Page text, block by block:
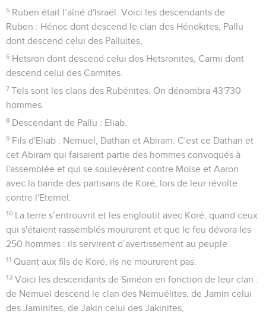
5 Ruben était l’aîné d'Israël. Voici les descendants de
Ruben : Hénoc dont descend le clan des Hénokites, Pallu
dont descend celui des Palluites,
6 Hetsron dont descend celui des Hetsronites, Carmi dont
descend celui des Carmites.
7 Tels sont les clans des Rubénites. On dénombra 43'730
hommes.
8 Descendant de Pallu : Eliab.
9 Fils d'Eliab : Nemuel, Dathan et Abiram. C'est ce Dathan et
cet Abiram qui faisaient partie des hommes convoqués à
l'assemblée et qui se soulevèrent contre Moïse et Aaron
avec la bande des partisans de Koré, lors de leur révolte
contre l'Eternel.
10 La terre s’entrouvrit et les engloutit avec Koré, quand ceux
qui s'étaient rassemblés moururent et que le feu dévora les
250 hommes : ils servirent d’avertissement au peuple.
11 Quant aux fils de Koré, ils ne moururent pas.
12 Voici les descendants de Siméon en fonction de leur clan :
de Nemuel descend le clan des Nemuélites, de Jamin celui
des Jaminites, de Jakin celui des Jakinites,